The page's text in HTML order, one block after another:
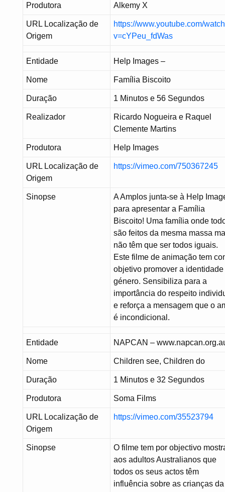
Produtora Alkemy X
URL Localização de
Origem
https://www.youtube.com/
v=cYPeu_fdWas
Entidade Help Images –
Nome Família Biscoito
Duração 1 Minutos e 56 Segundos
Realizador
Ricardo Nogueira e Raquel
Clemente Martins
Produtora Help Images
URL Localização de
Origem
https://vimeo.com/750367245
Sinopse
A Amplos junta-se à Help
para apresentar a Família
Biscoito! Uma família onde
são feitos da mesma massa
não têm que ser todos iguais.
Este filme de animação tem
objetivo promover a identidade
género. Sensibiliza para a
importância do respeito
e reforça a mensagem que o
é incondicional.
Entidade NAPCAN –
Nome Children see, Children do
Duração 1 Minutos e 32 Segundos
Produtora Soma Films
URL Localização de
Origem
https://vimeo.com/35523794
Sinopse
O filme tem por objectivo
aos adultos Australianos que
todos os seus actos têm
influência sobre as crianças da